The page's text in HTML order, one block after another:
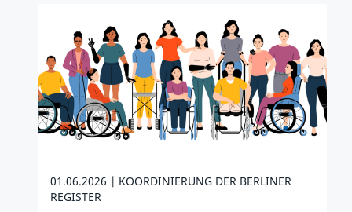
01.06.2026
KOORDINIERUNG DER BERLINER
REGISTER